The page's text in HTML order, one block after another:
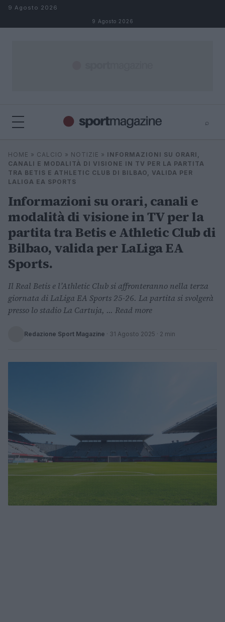
Salta al contenuto
9 Agosto 2026
9 Agosto 2026
⌕
Cerca
⌕
HOME » CALCIO » NOTIZIE » INFORMAZIONI SU ORARI,
CANALI E MODALITÀ DI VISIONE IN TV PER LA PARTITA
TRA BETIS E ATHLETIC CLUB DI BILBAO, VALIDA PER
LALIGA EA SPORTS
Informazioni su orari, canali e
modalità di visione in TV per la
partita tra Betis e Athletic Club di
Bilbao, valida per LaLiga EA
Sports.
Il Real Betis e l’Athletic Club si affronteranno nella terza
giornata di LaLiga EA Sports 25-26. La partita si svolgerà
presso lo stadio La Cartuja, ... Read more
Redazione Sport Magazine · 31 Agosto 2025 · 2 min